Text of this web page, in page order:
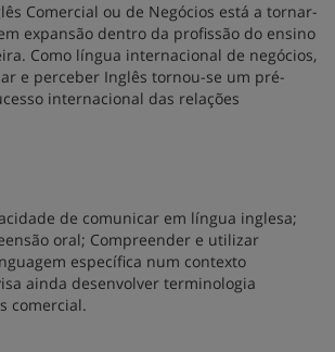
Comercial ou de Negócios está a tornar-
expansão dentro da profissão do ensino
Como língua internacional de negócios,
e perceber Inglês tornou-se um pré-
internacional das relações
de comunicar em língua inglesa;
oral; Compreender e utilizar
específica num contexto
ainda desenvolver terminologia
comercial.